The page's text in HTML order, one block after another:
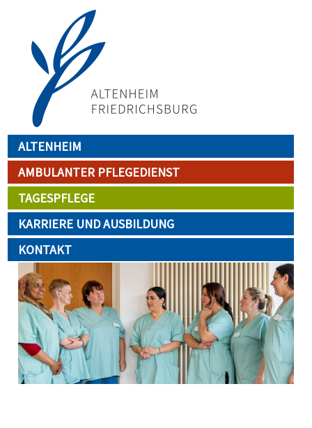
Main navigation
ALTENHEIM
AMBULANTER PFLEGEDIENST
TAGESPFLEGE
KARRIERE UND AUSBILDUNG
KONTAKT
Image